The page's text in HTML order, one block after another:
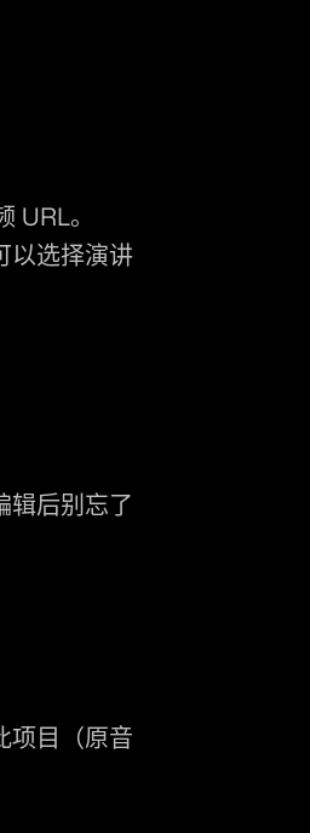
URL。
以选择演讲
辑后别忘了
项目（原音